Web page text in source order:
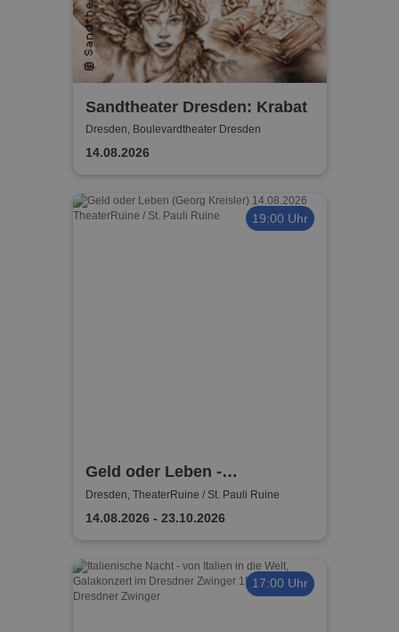
Sandtheater Dresden: Krabat
Dresden, Boulevardtheater Dresden
14.08.2026
19:00 Uhr
Geld oder Leben -
TheaterRuine - St. Pauli Ruine
Dresden
Dresden, TheaterRuine / St. Pauli Ruine
14.08.2026 - 23.10.2026
17:00 Uhr